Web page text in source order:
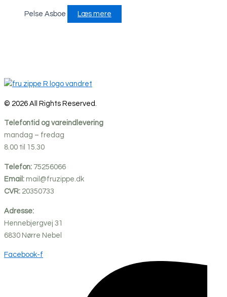
Pelse Asboe Læs mere
© 2026 All Rights Reserved.
Telefontid og vareindlevering
mandag – fredag
8.00 til 15.30
Telefon: 75256066
Email: mail@fruzippe.dk
CVR: 20350733
Adresse:
Hennebjergvej 31
6830 Nørre Nebel
Facebook-f